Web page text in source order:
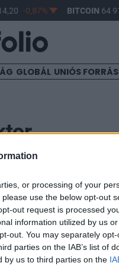
or processing of your
use the below opt-out
out request is processed
information utilized by us
out. You may separately
parties on the IAB’s list of
by us to third parties on the
-0,87% BITCOIN64
GLOBÁL UNIÓS
indexek a tegnapi
pedig 0.1%-kal ment
volt köszönhető, mely a